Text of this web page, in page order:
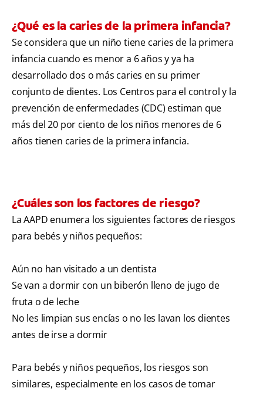
¿Qué es la caries de la primera infancia?
Se considera que un niño tiene caries de la primera
infancia cuando es menor a 6 años y ya ha
desarrollado dos o más caries en su primer
conjunto de dientes. Los Centros para el control y la
prevención de enfermedades (CDC) estiman que
más del 20 por ciento de los niños menores de 6
años tienen caries de la primera infancia.
¿Cuáles son los factores de riesgo?
La AAPD enumera los siguientes factores de riesgos
para bebés y niños pequeños:
Aún no han visitado a un dentista
Se van a dormir con un biberón lleno de jugo de
fruta o de leche
No les limpian sus encías o no les lavan los dientes
antes de irse a dormir
Para bebés y niños pequeños, los riesgos son
similares, especialmente en los casos de tomar